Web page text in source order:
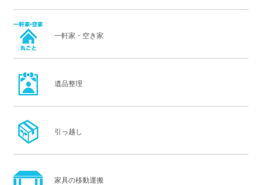
一軒家・空き家
遺品整理
引っ越し
家具の移動運搬